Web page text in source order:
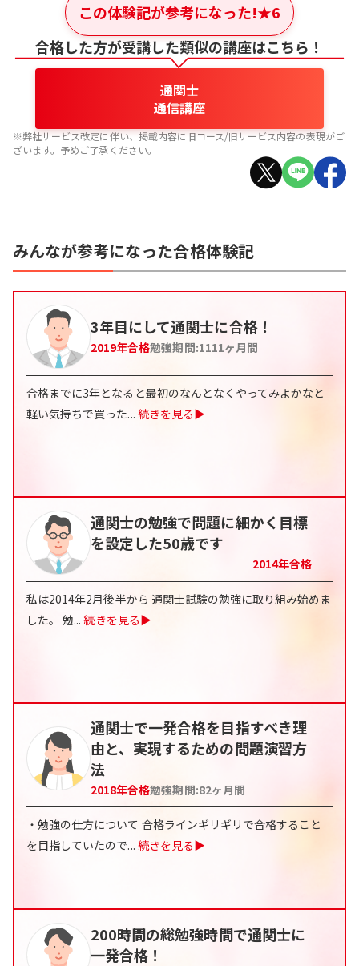
この体験記が参考になった!★6
合格した方が受講した類似の講座はこちら！
通関士
通信講座
※弊社サービス改定に伴い、掲載内容に旧コース/旧サービス内容の表現がご
ざいます。予めご了承ください。
みんなが参考になった合格体験記
3年目にして通関士に合格！
2019年合格勉強期間:1111ヶ月間
合格までに3年となると最初のなんとなくやってみよかなと
軽い気持ちで買った... 続きを見る▶
通関士の勉強で問題に細かく目標
を設定した50歳です
2014年合格
私は2014年2月後半から 通関士試験の勉強に取り組み始めま
した。 勉... 続きを見る▶
通関士で一発合格を目指すべき理
由と、実現するための問題演習方
法
2018年合格勉強期間:82ヶ月間
・勉強の仕方について 合格ラインギリギリで合格すること
を目指していたので... 続きを見る▶
200時間の総勉強時間で通関士に
一発合格！